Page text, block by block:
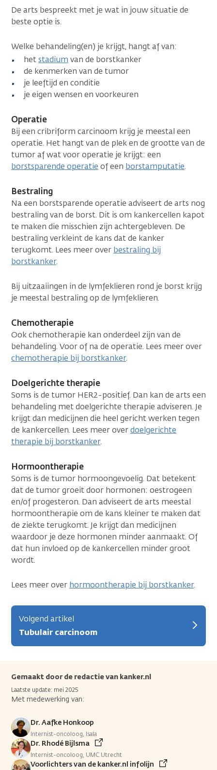
De arts bespreekt met je wat in jouw situatie de
beste optie is.
Welke behandeling(en) je krijgt, hangt af van:
hetstadium van de borstkanker
de kenmerken van de tumor
je leeftijd en conditie
je eigen wensen en voorkeuren
Operatie
Bij een cribriform carcinoom krijg je meestal een
operatie. Het hangt van de plek en de grootte van de
tumor af wat voor operatie je krijgt: een
borstsparende operatie of een borstamputatie.
Bestraling
Na een borstsparende operatie adviseert de arts nog
bestraling van de borst. Dit is om kankercellen kapot
te maken die misschien zijn achtergebleven. De
bestraling verkleint de kans dat de kanker
terugkomt. Lees meer over bestraling bij
borstkanker.
Bij uitzaaiingen in de lymfeklieren rond je borst krijg
je meestal bestraling op de lymfeklieren.
Chemotherapie
Ook chemotherapie kan onderdeel zijn van de
behandeling. Voor of na de operatie. Lees meer over
chemotherapie bij borstkanker.
Doelgerichte therapie
Soms is de tumor HER2-positief. Dan kan de arts een
behandeling met doelgerichte therapie adviseren. Je
krijgt dan medicijnen die heel gericht werken tegen
de kankercellen. Lees meer overdoelgerichte
therapie bij borstkanker.
Hormoontherapie
Soms is de tumor hormoongevoelig. Dat betekent
dat de tumor groeit door hormonen: oestrogeen
en/of progesteron. Dan adviseert de arts meestal
hormoontherapie om de kans kleiner te maken dat
de ziekte terugkomt. Je krijgt dan medicijnen
waardoor je deze hormonen minder aanmaakt. Of
dat hun invloed op de kankercellen minder groot
wordt.
Lees meer over hormoontherapie bij borstkanker.
Volgend artikel
Tubulair carcinoom
Gemaakt door de redactie van kanker.nl
Laatste update: mei 2025
Met medewerking van:
Dr. Aafke Honkoop
Internist-oncoloog, Isala
Dr. Rhodé Bijlsma
Internist-oncoloog, UMC Utrecht
Voorlichters van de kanker.nl infolijn